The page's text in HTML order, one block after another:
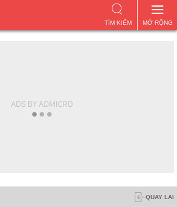
MỞ RỘNG
TÌM KIẾM
QUAY LẠI